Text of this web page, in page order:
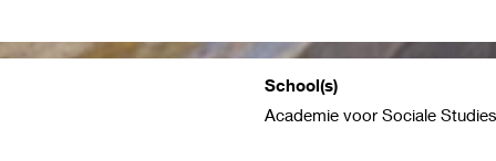
School(s)
Academie voor Sociale Studies